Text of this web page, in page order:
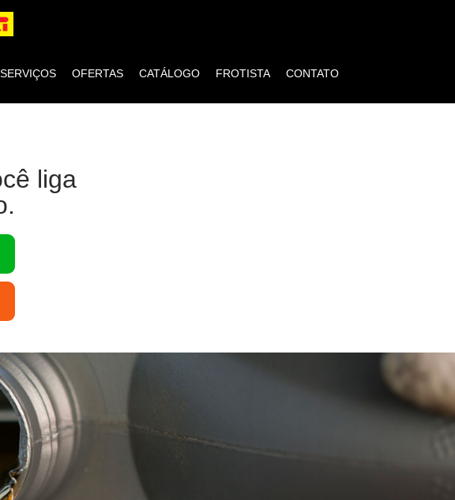
SERVIÇOS OFERTAS CATÁLOGO FROTISTA CONTATO
liga